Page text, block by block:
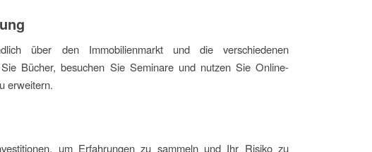
über den Immobilienmarkt und die verschiedenen
Bücher, besuchen Sie Seminare und nutzen Sie Online-
erweitern.
um Erfahrungen zu sammeln und Ihr Risiko zu